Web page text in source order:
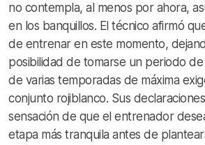
no contempla, al menos por ahora,
en los banquillos. El técnico afirmó
de entrenar en este momento,
posibilidad de tomarse un periodo
de varias temporadas de máxima
conjunto rojiblanco. Sus
sensación de que el entrenador
etapa más tranquila antes de